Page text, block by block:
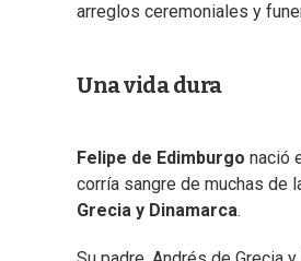
arreglos ceremoniales y
Una vida dura
Felipe de Edimburgo nació
corría sangre de muchas de
Grecia y Dinamarca.